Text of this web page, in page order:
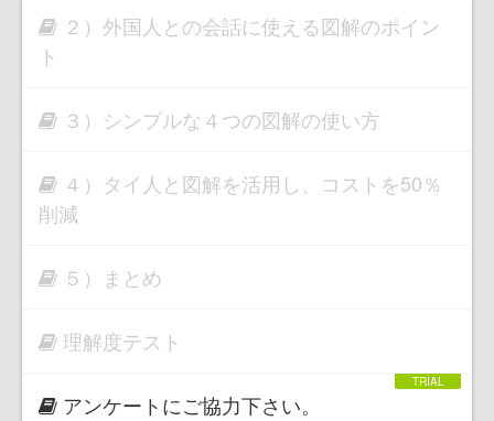
２）外国人との会話に使える図解のポイン
ト
３）シンプルな４つの図解の使い方
４）タイ人と図解を活用し、コストを50％
削減
５）まとめ
理解度テスト
アンケートにご協力下さい。